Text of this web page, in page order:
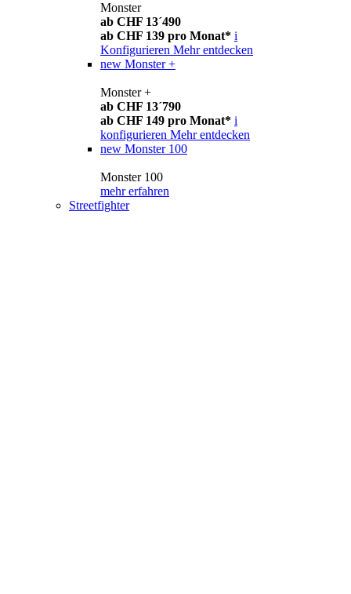
Monster
ab CHF 13´490
ab CHF 139 pro Monat* i
Konfigurieren Mehr entdecken
new Monster +
Monster +
ab CHF 13´790
ab CHF 149 pro Monat* i
konfigurieren Mehr entdecken
new Monster 100
Monster 100
mehr erfahren
Streetfighter